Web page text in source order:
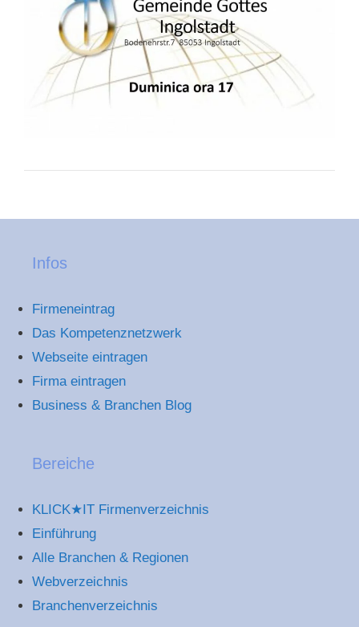
Infos
Firmeneintrag
Das Kompetenznetzwerk
Webseite eintragen
Firma eintragen
Business & Branchen Blog
Bereiche
KLICK★IT Firmenverzeichnis
Einführung
Alle Branchen & Regionen
Webverzeichnis
Branchenverzeichnis